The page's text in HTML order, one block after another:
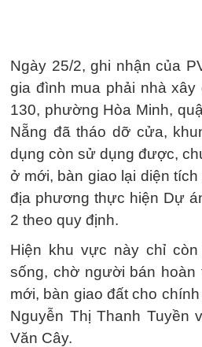
Ngày 25/2, ghi nhận của
gia đình mua phải nhà
130, phường Hòa Minh,
Nẵng đã tháo dỡ cửa,
dụng còn sử dụng được,
ở mới, bàn giao lại diện
địa phương thực hiện Dự
2 theo quy định.
Hiện khu vực này chỉ
sống, chờ người bán hoàn
mới, bàn giao đất cho
Nguyễn Thị Thanh Tuyền
Văn Cây.